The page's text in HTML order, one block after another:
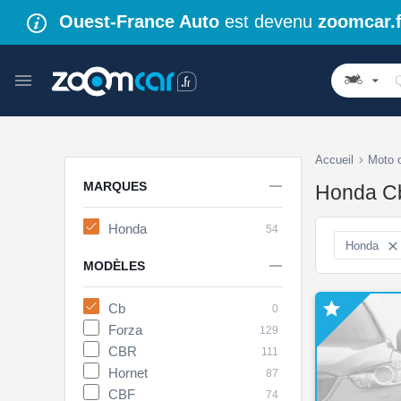
Ouest-France Auto est devenu
Accueil Moto
Honda
Honda 

MARQUES 
Honda 54
MODÈLES 
Cb 0
Forza 129
CBR 111
Hornet 87
CBF 74